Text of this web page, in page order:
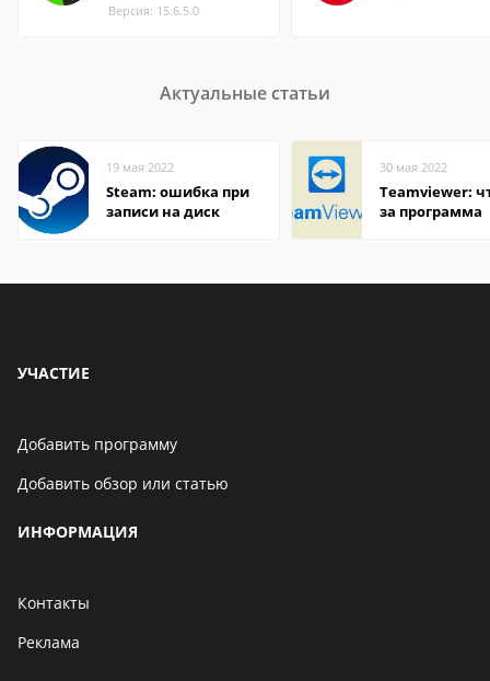
Версия: 15.6.5.0
Актуальные статьи
19 мая 2022
Steam: ошибка при
записи на диск
30 мая 2022
Teamviewer:
за программа
УЧАСТИЕ
Добавить программу
Добавить обзор или статью
ИНФОРМАЦИЯ
Контакты
Реклама